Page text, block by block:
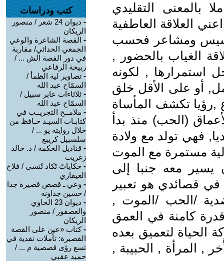
بالمعنى التقليدي
العلاقة العاطفية
ومشاعر فحسب
الغياب بالحضور ,
استمرارها , لكونه
أو على الأقل خلق
,رؤيا تكشف المأساة
(الحب) منذ بدأ
فهي تولد مع ولادة
مستمرة مع الموت
معه جنبا إلى
قصائدي هو تعبير
/الحب /الموت ,
كامنة في العمق
الحياة لتعميق بعده
, المرأة , الحبيبة ,
كتب ودراسات
-
ديوان 24 شعر / منصور
الريكان
- القصة الشاعرة والوعي
الجمعي الحداثي/ مقاربة
في دور القصة الش ... /
ربيحة الرفاعي
- تصاوير لية الظمأ /
السمّاح عبد الله
- ثلاثاءات عابر سبيل /
السمّاح عبد الله
- ملامــح التجريــب في
كتابـات السيـد حـافظ من
خلال روايته يو ... /
سلسبيل كريبع
- قناديل الحكمة / د. خالد
زغريت
- حكاياتْ تَكاد تُنسى / فلاح
العيفاري
- وعي ـ قصص قصيرة جدا
/ حسين جداونه
-
ديوان 23 الحاوي
والعصفور / منصور
الريكان
-كتاب «عين على القصة
القصيرة: تأملات نقدية في
تسع رؤى قصصية م ... /
حميد عقبي